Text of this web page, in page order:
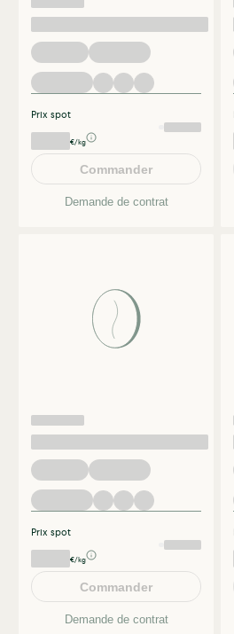
Prix spot
€/kg
Commander
Demande de contrat
Prix spot
€/kg
Commander
Demande de contrat